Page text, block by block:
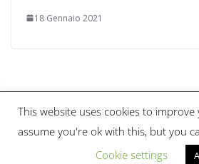
18 Gennaio 2021
Copyright © 2026Scienza & Pace
riservati.
ColorMagdi ThemeGrill.
This website uses cookies to improve
assume you're ok with this, but you
Cookie settings